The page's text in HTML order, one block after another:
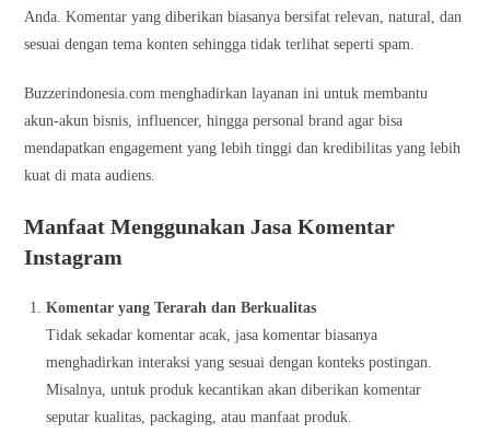
Anda. Komentar yang diberikan biasanya bersifat relevan, natural, dan
sesuai dengan tema konten sehingga tidak terlihat seperti spam.
Buzzerindonesia.com menghadirkan layanan ini untuk membantu
akun-akun bisnis, influencer, hingga personal brand agar bisa
mendapatkan engagement yang lebih tinggi dan kredibilitas yang lebih
kuat di mata audiens.
Manfaat Menggunakan Jasa Komentar
Instagram
Komentar yang Terarah dan Berkualitas
Tidak sekadar komentar acak, jasa komentar biasanya
menghadirkan interaksi yang sesuai dengan konteks postingan.
Misalnya, untuk produk kecantikan akan diberikan komentar
seputar kualitas, packaging, atau manfaat produk.